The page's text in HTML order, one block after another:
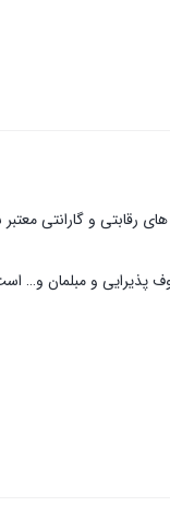
رقابتی و گارانتی
پذیرایی و مبلمان و…